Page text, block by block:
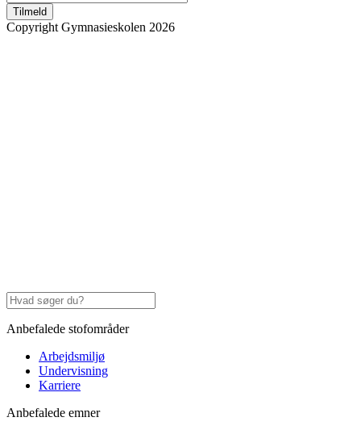
Tilmeld
Copyright Gymnasieskolen 2026
Anbefalede stofområder
Arbejdsmiljø
Undervisning
Karriere
Anbefalede emner